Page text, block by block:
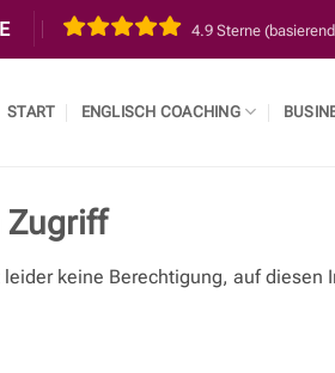
4.9 Sterne
START ENGLISCH COACHING
Zugriff
leider keine Berechtigung, auf diesen